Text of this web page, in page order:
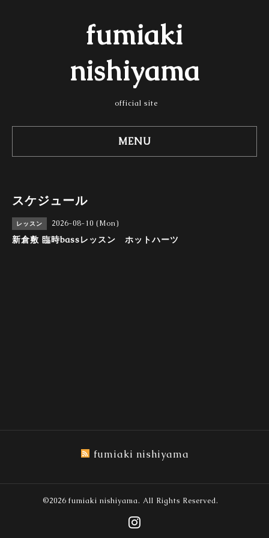
fumiaki
nishiyama
official site
MENU
スケジュール
レッスン 2026-08-10 (Mon)
新倉敷 臨時bassレッスン ホットハーツ
fumiaki nishiyama
©2026 fumiaki nishiyama. All Rights Reserved.